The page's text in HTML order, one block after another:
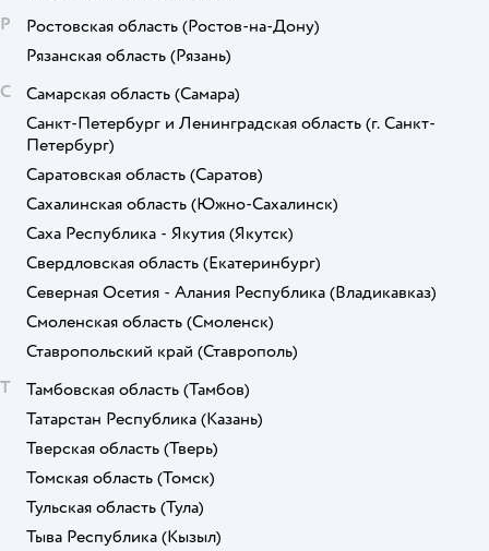
Р
Ростовская область (Ростов-на-Дону)
Рязанская область (Рязань)
С
Самарская область (Самара)
Санкт-Петербург и Ленинградская область (г. Санкт-
Петербург)
Саратовская область (Саратов)
Сахалинская область (Южно-Сахалинск)
Саха Республика - Якутия (Якутск)
Свердловская область (Екатеринбург)
Северная Осетия - Алания Республика (Владикавказ)
Смоленская область (Смоленск)
Ставропольский край (Ставрополь)
Т
Тамбовская область (Тамбов)
Татарстан Республика (Казань)
Тверская область (Тверь)
Томская область (Томск)
Тульская область (Тула)
Тыва Республика (Кызыл)